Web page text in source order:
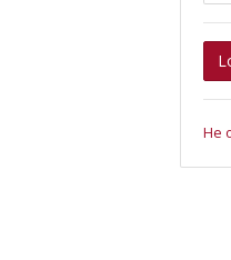
He